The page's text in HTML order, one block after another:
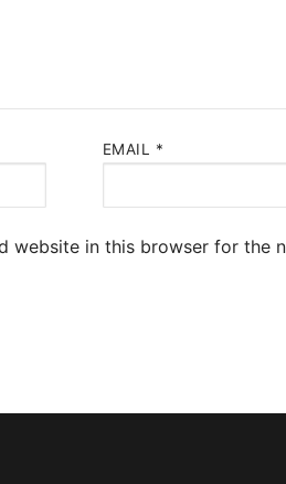
EMAIL *
website in this browser for the